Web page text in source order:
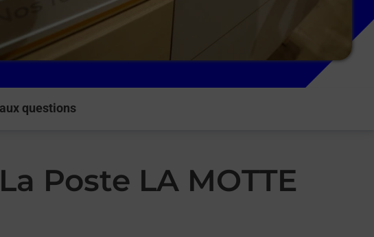
questions
Poste LA MOTTE